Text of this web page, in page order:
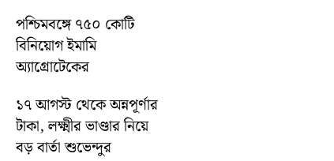
পশ্চিমবঙ্গে ৭৫০ কোটি
বিনিয়োগ ইমামি
অ্যাগ্রোটেকের
১৭ আগস্ট থেকে অন্নপূর্ণার
টাকা, লক্ষ্মীর ভাণ্ডার নিয়ে
বড় বার্তা শুভেন্দুর